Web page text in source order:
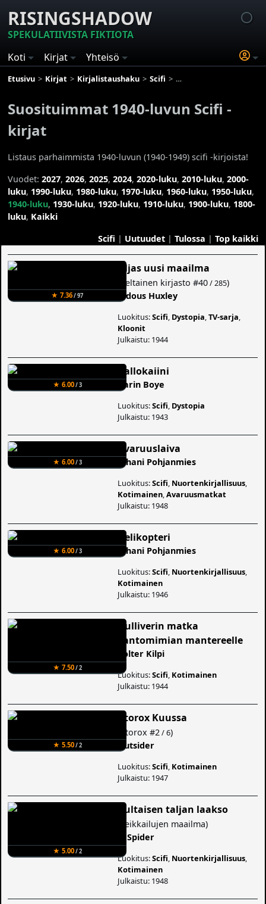
RISINGSHADOW
SPEKULATIIVISTA FIKTIOTA
Koti
Kirjat Yhteisö
Etusivu Kirjat Kirjalistaushaku Scifi Suosituimmat 1940-
Suosituimmat 1940-luvun Scifi -
kirjat
Listaus parhaimmista 1940-luvun (1940-1949) scifi -kirjoista!
Vuodet:2027,2026,2025,2024,2020-luku,2010-luku,2000-
luku, 1990-luku, 1980-luku, 1970-luku, 1960-luku, 1950-luku,
1940-luku, 1930-luku, 1920-luku, 1910-luku, 1900-luku, 1800-
luku, Kaikki
Scifi | Uutuudet| Tulossa | Top kaikki
★ 7.36/ 97
Uljas uusi maailma
Keltainen kirjasto #40/ 285)
Aldous Huxley
Luokitus:Scifi Dystopia ,TV-sarja
Kloonit
Julkaistu: 1944
★ 6.00/ 3
Kallokaiini
Karin Boye
Luokitus:Scifi Dystopia
Julkaistu: 1943
★ 6.00/ 3
Avaruuslaiva
Juhani Pohjanmies
Luokitus:Scifi Nuortenkirjallisuus
Kotimainen ,Avaruusmatkat
Julkaistu: 1948
★ 6.00/ 3
Helikopteri
Juhani Pohjanmies
Luokitus:Scifi Nuortenkirjallisuus
Kotimainen
Julkaistu: 1946
★ 7.50/ 2
Gulliverin matka
Fantomimian mantereelle
Volter Kilpi
Luokitus:Scifi Kotimainen
Julkaistu: 1944
★ 5.50/ 2
Atorox Kuussa
Atorox #2 / 6)
Outsider
Luokitus:Scifi Kotimainen
Julkaistu: 1947
★ 5.00/ 2
Kultaisen taljan laakso
Seikkailujen maailma)
E. Spider
Luokitus:Scifi Nuortenkirjallisuus
Kotimainen
Julkaistu: 1948